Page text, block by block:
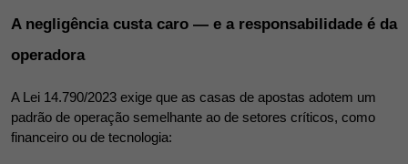
A negligência custa caro — e a responsabilidade é da
operadora
A Lei 14.790/2023 exige que as casas de apostas adotem um
padrão de operação semelhante ao de setores críticos, como
financeiro ou de tecnologia: